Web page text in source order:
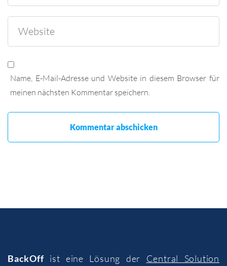
Name, E-Mail-Adresse und Website in diesem Browser für
meinen nächsten Kommentar speichern.
BackOffist eine Lösung der Central Solution